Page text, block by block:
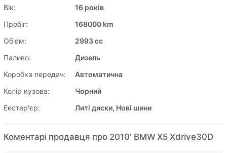
Вік:
16 років
Пробіг:
168000 km
Об'єм:
2993 cc
Паливо:
Дизель
Коробка передач:
Автоматична
Колір кузова:
Чорний
Екстер'єр:
Литі диски, Нові шини
Коментарі продавця про 2010' BMW X5 Xdrive30D